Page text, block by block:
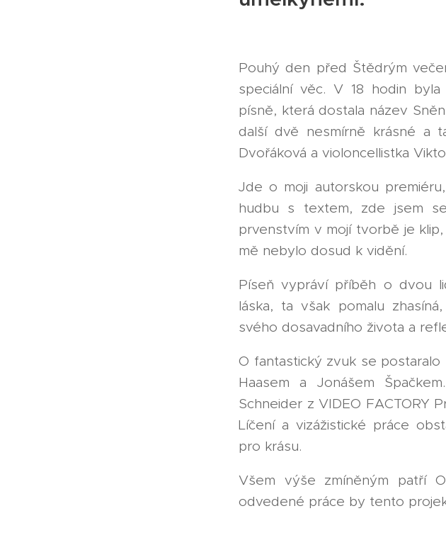
Pouhý den před Štědrým
speciální věc. V 18 hodin
písně, která dostala název
další dvě nesmírně krásné a
Dvořáková a violoncellistka
Jde o moji autorskou
hudbu s textem, zde jsem
prvenstvím v mojí tvorbě je
mě nebylo dosud k vidění.
Píseň vypráví příběh o dvou
láska, ta však pomalu
svého dosavadního života a
O fantastický zvuk se
Haasem a Jonášem
Schneider z VIDEO FACTORY
Líčení a vizážistické práce
pro krásu.
Všem výše zmíněným patří
odvedené práce by tento